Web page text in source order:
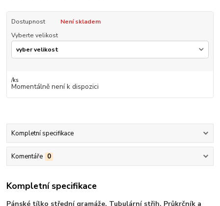
Dostupnost
Není skladem
Vyberte velikost
/ks
Momentálně není k dispozici
Kompletní specifikace
Komentáře 0
Kompletní specifikace
Pánské tílko střední gramáže. Tubulární střih. Průkrčník a